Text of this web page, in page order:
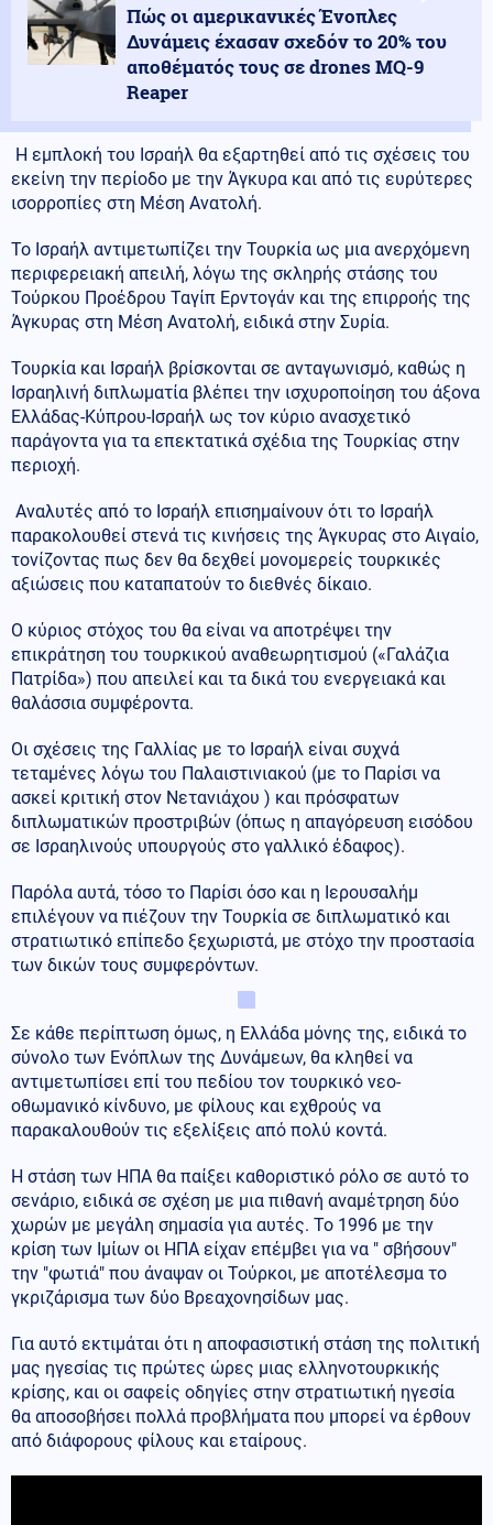
Πώς οι αμερικανικές Ένοπλες
Δυνάμεις έχασαν σχεδόν το 20% του
αποθέματός τους σε drones MQ-9
Reaper
Η εμπλοκή του Ισραήλ θα εξαρτηθεί από τις σχέσεις του
εκείνη την περίοδο με την Άγκυρα και από τις ευρύτερες
ισορροπίες στη Μέση Ανατολή.
Το Ισραήλ αντιμετωπίζει την Τουρκία ως μια ανερχόμενη
περιφερειακή απειλή, λόγω της σκληρής στάσης του
Τούρκου Προέδρου Ταγίπ Ερντογάν και της επιρροής της
Άγκυρας στη Μέση Ανατολή, ειδικά στην Συρία.
Τουρκία και Ισραήλ βρίσκονται σε ανταγωνισμό, καθώς η
Ισραηλινή διπλωματία βλέπει την ισχυροποίηση του άξονα
Ελλάδας-Κύπρου-Ισραήλ ως τον κύριο ανασχετικό
παράγοντα για τα επεκτατικά σχέδια της Τουρκίας στην
περιοχή.
Αναλυτές από το Ισραήλ επισημαίνουν ότι το Ισραήλ
παρακολουθεί στενά τις κινήσεις της Άγκυρας στο Αιγαίο,
τονίζοντας πως δεν θα δεχθεί μονομερείς τουρκικές
αξιώσεις που καταπατούν το διεθνές δίκαιο.
Ο κύριος στόχος του θα είναι να αποτρέψει την
επικράτηση του τουρκικού αναθεωρητισμού («Γαλάζια
Πατρίδα») που απειλεί και τα δικά του ενεργειακά και
θαλάσσια συμφέροντα.
Οι σχέσεις της Γαλλίας με το Ισραήλ είναι συχνά
τεταμένες λόγω του Παλαιστινιακού (με το Παρίσι να
ασκεί κριτική στον Νετανιάχου ) και πρόσφατων
διπλωματικών προστριβών (όπως η απαγόρευση εισόδου
σε Ισραηλινούς υπουργούς στο γαλλικό έδαφος).
Παρόλα αυτά, τόσο το Παρίσι όσο και η Ιερουσαλήμ
επιλέγουν να πιέζουν την Τουρκία σε διπλωματικό και
στρατιωτικό επίπεδο ξεχωριστά, με στόχο την προστασία
των δικών τους συμφερόντων.
Σε κάθε περίπτωση όμως, η Ελλάδα μόνης της, ειδικά το
σύνολο των Ενόπλων της Δυνάμεων, θα κληθεί να
αντιμετωπίσει επί του πεδίου τον τουρκικό νεο-
οθωμανικό κίνδυνο, με φίλους και εχθρούς να
παρακαλουθούν τις εξελίξεις από πολύ κοντά.
Η στάση των ΗΠΑ θα παίξει καθοριστικό ρόλο σε αυτό το
σενάριο, ειδικά σε σχέση με μια πιθανή αναμέτρηση δύο
χωρών με μεγάλη σημασία για αυτές. Το 1996 με την
κρίση των Ιμίων οι ΗΠΑ είχαν επέμβει για να " σβήσουν"
την "φωτιά" που άναψαν οι Τούρκοι, με αποτέλεσμα το
γκριζάρισμα των δύο Βρεαχονησίδων μας.
Για αυτό εκτιμάται ότι η αποφασιστική στάση της πολιτική
μας ηγεσίας τις πρώτες ώρες μιας ελληνοτουρκικής
κρίσης, και οι σαφείς οδηγίες στην στρατιωτική ηγεσία
θα αποσοβήσει πολλά προβλήματα που μπορεί να έρθουν
από διάφορους φίλους και εταίρους.